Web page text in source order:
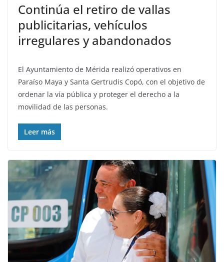
Continúa el retiro de vallas
publicitarias, vehículos
irregulares y abandonados
El Ayuntamiento de Mérida realizó operativos en
Paraíso Maya y Santa Gertrudis Copó, con el objetivo de
ordenar la vía pública y proteger el derecho a la
movilidad de las personas.
Leer más